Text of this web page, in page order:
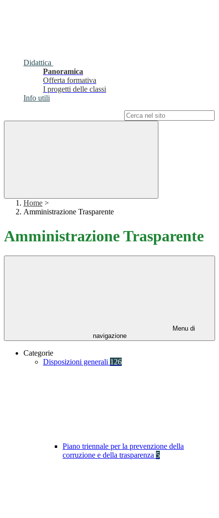
Didattica
Panoramica
Offerta formativa
I progetti delle classi
Info utili
Home >
Amministrazione Trasparente
Amministrazione Trasparente
Menu di
navigazione
Categorie
Disposizioni generali 126
Piano triennale per la prevenzione della
corruzione e della trasparenza 5